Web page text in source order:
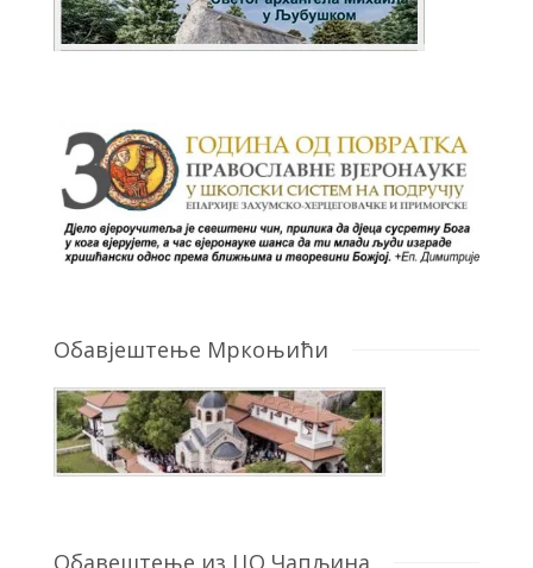
Обавјештење Мркоњићи
Обавештење из ЦО Чапљина